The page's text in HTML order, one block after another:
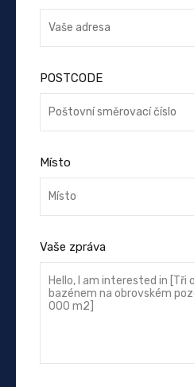
POSTCODE
Místo
Vaše zpráva